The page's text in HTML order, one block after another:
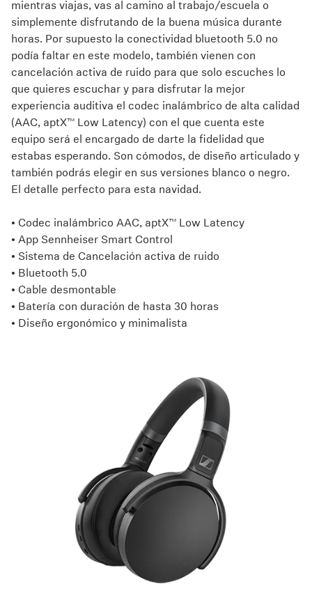
mientras viajas, vas al camino al trabajo/escuela o
simplemente disfrutando de la buena música durante
horas. Por supuesto la conectividad bluetooth 5.0 no
podía faltar en este modelo, también vienen con
cancelación activa de ruido para que solo escuches lo
que quieres escuchar y para disfrutar la mejor
experiencia auditiva el codec inalámbrico de alta calidad
(AAC, aptX™ Low Latency) con el que cuenta este
equipo será el encargado de darte la fidelidad que
estabas esperando. Son cómodos, de diseño articulado y
también podrás elegir en sus versiones blanco o negro.
El detalle perfecto para esta navidad.
• Codec inalámbrico AAC, aptX™ Low Latency
• App Sennheiser Smart Control
• Sistema de Cancelación activa de ruido
• Bluetooth 5.0
• Cable desmontable
• Batería con duración de hasta 30 horas
• Diseño ergonómico y minimalista